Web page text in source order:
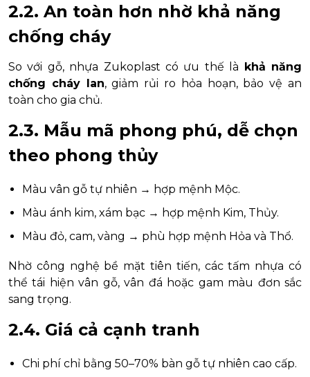
2.2. An toàn hơn nhờ khả năng
chống cháy
So với gỗ, nhựa Zukoplast có ưu thế là khả năng
chống cháy lan, giảm rủi ro hỏa hoạn, bảo vệ an
toàn cho gia chủ.
2.3. Mẫu mã phong phú, dễ chọn
theo phong thủy
Màu vân gỗ tự nhiên → hợp mệnh Mộc.
Màu ánh kim, xám bạc → hợp mệnh Kim, Thủy.
Màu đỏ, cam, vàng → phù hợp mệnh Hỏa và Thổ.
Nhờ công nghệ bề mặt tiên tiến, các tấm nhựa có
thể tái hiện vân gỗ, vân đá hoặc gam màu đơn sắc
sang trọng.
2.4. Giá cả cạnh tranh
Chi phí chỉ bằng 50–70% bàn gỗ tự nhiên cao cấp.